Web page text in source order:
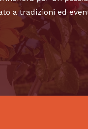
a tradizioni ed